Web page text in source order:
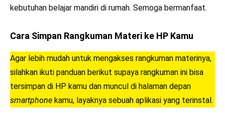
kebutuhan belajar mandiri di rumah. Semoga bermanfaat.
Cara Simpan Rangkuman Materi ke HP Kamu
Agar lebih mudah untuk mengakses rangkuman materinya,
silahkan ikuti panduan berikut supaya rangkuman ini bisa
tersimpan di HP kamu dan muncul di halaman depan
smartphone kamu, layaknya sebuah aplikasi yang terinstal.